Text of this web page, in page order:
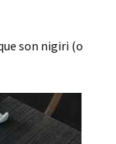
son nigiri (o